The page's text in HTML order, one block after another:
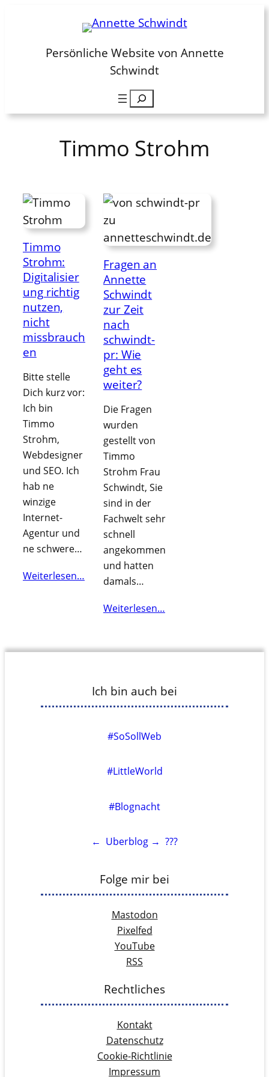
springenPersönliche Website von Annette
Schwindt
Suchen
Timmo Strohm
Timmo
Strohm:
Digitalisier
ung richtig
nutzen,
nicht
missbrauch
en
Bitte stelle
Dich kurz vor:
Ich bin
Timmo
Strohm,
Webdesigner
und SEO. Ich
hab ne
winzige
Internet-
Agentur und
ne schwere…
Weiterlesen…
Fragen an
Annette
Schwindt
zur Zeit
nach
schwindt-
pr: Wie
geht es
weiter?
Die Fragen
wurden
gestellt von
Timmo
Strohm Frau
Schwindt, Sie
sind in der
Fachwelt sehr
schnell
angekommen
und hatten
damals…
Weiterlesen…
Ich bin auch bei
#SoSollWeb
#LittleWorld
#Blognacht
← Uberblog → ???
Folge mir bei
Mastodon
Pixelfed
YouTube
RSS
Rechtliches
Kontakt
Datenschutz
Cookie-Richtlinie
Impressum